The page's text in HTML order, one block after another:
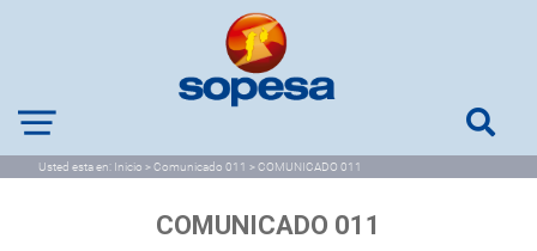
Usted esta en: Inicio > Comunicado 011 > COMUNICADO 011
COMUNICADO 011